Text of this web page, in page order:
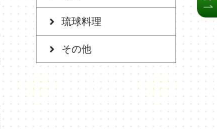
琉球料理
その他